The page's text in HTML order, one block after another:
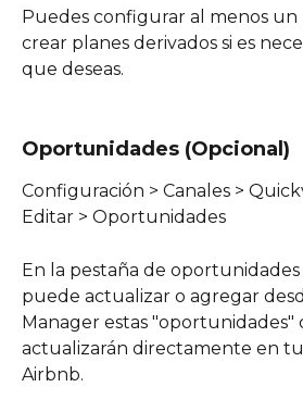
Puedes configurar al menos un
crear planes derivados si es
que deseas.
Oportunidades (Opcional)
Configuración > Canales >
Editar > Oportunidades
En la pestaña de
puede actualizar o agregar
Manager estas "oportunidades"
actualizarán directamente en
Airbnb.